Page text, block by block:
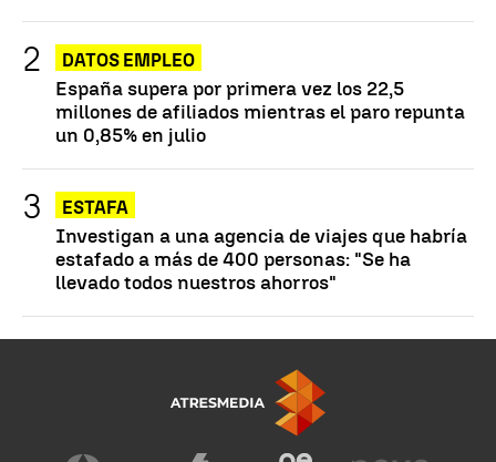
DATOS EMPLEO
España supera por primera vez los 22,5
millones de afiliados mientras el paro repunta
un 0,85% en julio
ESTAFA
Investigan a una agencia de viajes que habría
estafado a más de 400 personas: "Se ha
llevado todos nuestros ahorros"